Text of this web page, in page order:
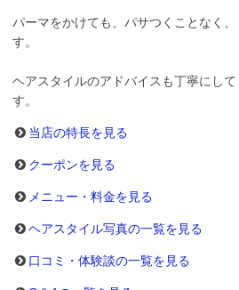
パーマをかけても、パサつくことなく
す。
ヘアスタイルのアドバイスも丁寧にし
す。
当店の特長を見る
クーポンを見る
メニュー・料金を見る
ヘアスタイル写真の一覧を見る
口コミ・体験談の一覧を見る